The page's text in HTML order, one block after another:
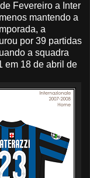
Fevereiro a Inter
mantendo a
a
por 39 partidas
a squadra
em 18 de abril de